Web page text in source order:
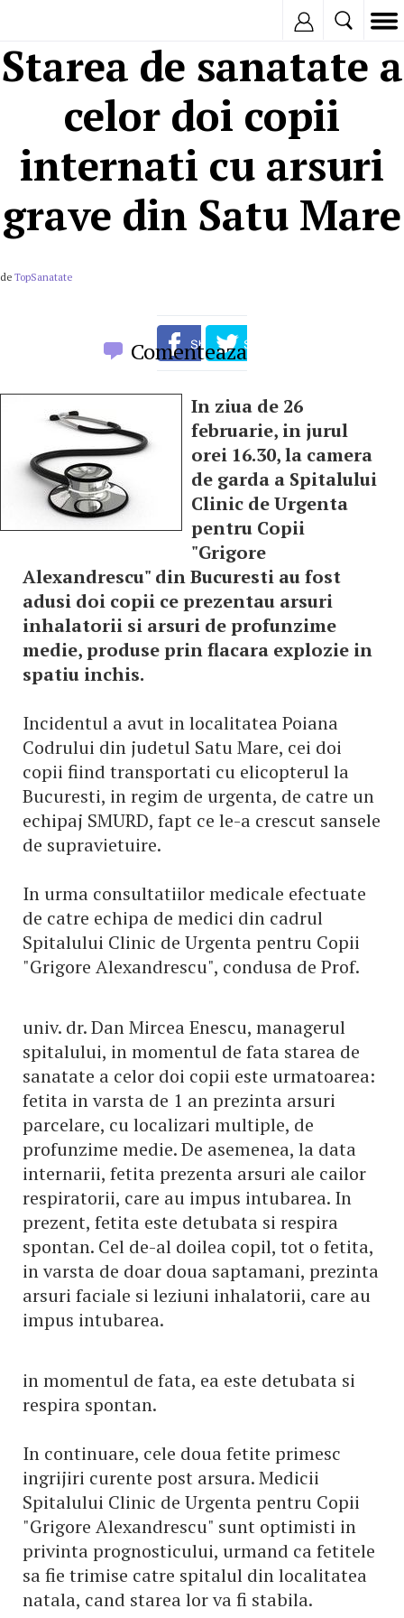
Starea de sanatate a
celor doi copii
internati cu arsuri
grave din Satu Mare
de TopSanatate
Comenteaza
In ziua de 26
februarie, in jurul
orei 16.30, la camera
de garda a Spitalului
Clinic de Urgenta
pentru Copii
"Grigore
Alexandrescu" din Bucuresti au fost
adusi doi copii ce prezentau arsuri
inhalatorii si arsuri de profunzime
medie, produse prin flacara explozie in
spatiu inchis.
Incidentul a avut in localitatea Poiana
Codrului din judetul Satu Mare, cei doi
copii fiind transportati cu elicopterul la
Bucuresti, in regim de urgenta, de catre un
echipaj SMURD, fapt ce le-a crescut sansele
de supravietuire.
In urma consultatiilor medicale efectuate
de catre echipa de medici din cadrul
Spitalului Clinic de Urgenta pentru Copii
"Grigore Alexandrescu", condusa de Prof.
univ. dr. Dan Mircea Enescu, managerul
spitalului, in momentul de fata starea de
sanatate a celor doi copii este urmatoarea:
fetita in varsta de 1 an prezinta arsuri
parcelare, cu localizari multiple, de
profunzime medie. De asemenea, la data
internarii, fetita prezenta arsuri ale cailor
respiratorii, care au impus intubarea. In
prezent, fetita este detubata si respira
spontan. Cel de-al doilea copil, tot o fetita,
in varsta de doar doua saptamani, prezinta
arsuri faciale si leziuni inhalatorii, care au
impus intubarea.
in momentul de fata, ea este detubata si
respira spontan.
In continuare, cele doua fetite primesc
ingrijiri curente post arsura. Medicii
Spitalului Clinic de Urgenta pentru Copii
"Grigore Alexandrescu" sunt optimisti in
privinta prognosticului, urmand ca fetitele
sa fie trimise catre spitalul din localitatea
natala, cand starea lor va fi stabila.